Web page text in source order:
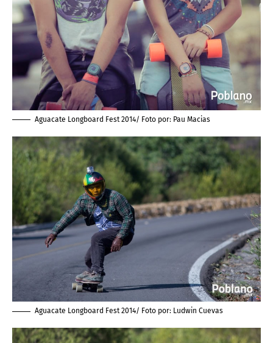
Aguacate Longboard Fest 2014/ Foto por: Pau Macias
Aguacate Longboard Fest 2014/ Foto por: Ludwin Cuevas